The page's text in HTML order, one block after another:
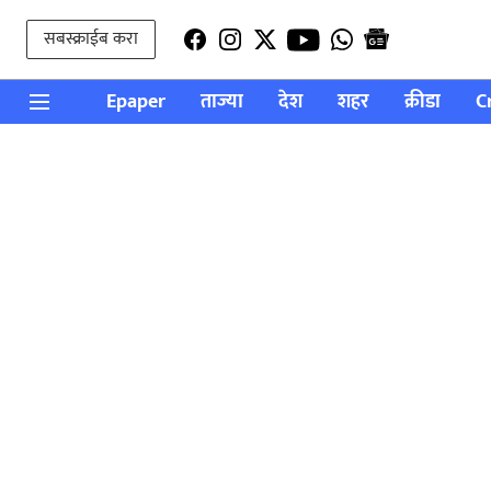
सबस्क्राईब करा
Epaper ताज्या देश शहर क्रीडा